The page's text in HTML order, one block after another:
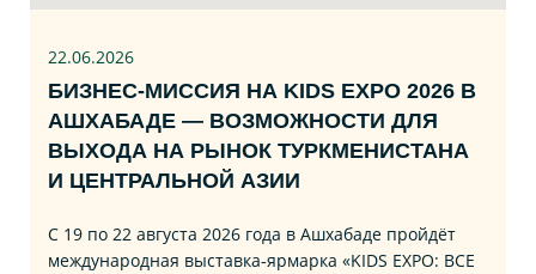
22.06.2026
БИЗНЕС‑МИССИЯ НА KIDS EXPO 2026 В
АШХАБАДЕ — ВОЗМОЖНОСТИ ДЛЯ
ВЫХОДА НА РЫНОК ТУРКМЕНИСТАНА
И ЦЕНТРАЛЬНОЙ АЗИИ
С 19 по 22 августа 2026 года в Ашхабаде пройдёт
международная выставка‑ярмарка «KIDS EXPO: ВСЕ